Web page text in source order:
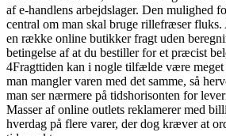
af e-handlens arbejdslager. Den mulighed
central om man skal bruge rillefræser
en række online butikker fragt uden
betingelse af at du bestiller for et præcist
4Fragttiden kan i nogle tilfælde være meget
man mangler varen med det samme, så
man ser nærmere på tidshorisonten for
Masser af online outlets reklamerer med
hverdag på flere varer, der dog kræver at